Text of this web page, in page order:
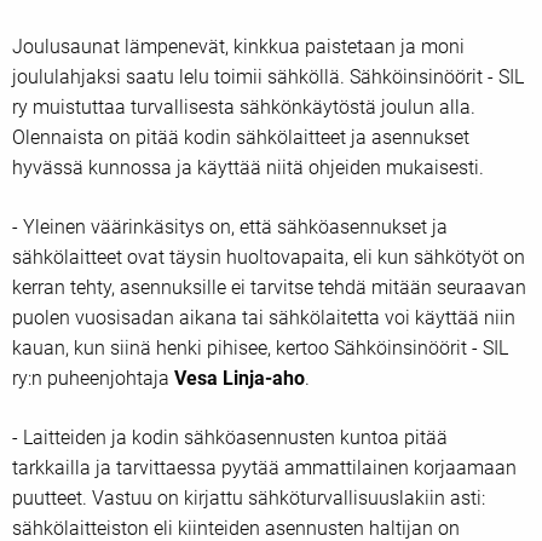
Joulusaunat lämpenevät, kinkkua paistetaan ja moni
joululahjaksi saatu lelu toimii sähköllä. Sähköinsinöörit - SIL
ry muistuttaa turvallisesta sähkönkäytöstä joulun alla.
Olennaista on pitää kodin sähkölaitteet ja asennukset
hyvässä kunnossa ja käyttää niitä ohjeiden mukaisesti.
- Yleinen väärinkäsitys on, että sähköasennukset ja
sähkölaitteet ovat täysin huoltovapaita, eli kun sähkötyöt on
kerran tehty, asennuksille ei tarvitse tehdä mitään seuraavan
puolen vuosisadan aikana tai sähkölaitetta voi käyttää niin
kauan, kun siinä henki pihisee, kertoo Sähköinsinöörit - SIL
ry:n puheenjohtaja Vesa Linja-aho.
- Laitteiden ja kodin sähköasennusten kuntoa pitää
tarkkailla ja tarvittaessa pyytää ammattilainen korjaamaan
puutteet. Vastuu on kirjattu sähköturvallisuuslakiin asti:
sähkölaitteiston eli kiinteiden asennusten haltijan on